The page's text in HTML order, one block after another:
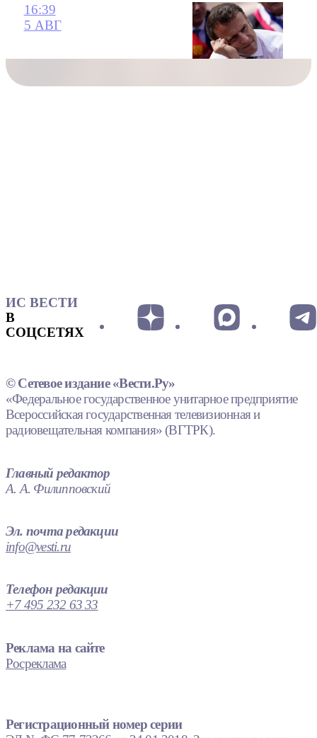
16:39
5 АВГ
ИС ВЕСТИ
В
СОЦСЕТЯХ
© Сетевое издание «Вести.Ру»
«Федеральное государственное унитарное предприятие
Всероссийская государственная телевизионная и
радиовещательная компания» (ВГТРК).
Главный редактор
А. А. Филипповский
Эл. почта редакции
info@vesti.ru
Телефон редакции
+7 495 232 63 33
Реклама на сайте
Росреклама
Регистрационный номер серии